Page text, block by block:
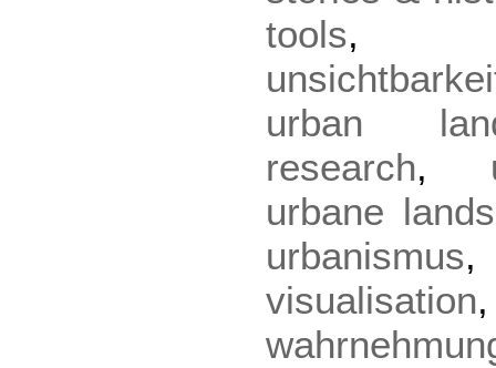
tools
urban
research,
urbane
urbanismus
visualisation